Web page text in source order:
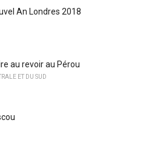
An Londres 2018
au revoir au Pérou
ET DU SUD